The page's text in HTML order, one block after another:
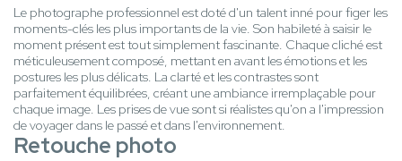
Le photographe professionnel est doté d'un talent inné pour figer les
moments-clés les plus importants de la vie. Son habileté à saisir le
moment présent est tout simplement fascinante. Chaque cliché est
méticuleusement composé, mettant en avant les émotions et les
postures les plus délicats. La clarté et les contrastes sont
parfaitement équilibrées, créant une ambiance irremplaçable pour
chaque image. Les prises de vue sont si réalistes qu'on a l'impression
de voyager dans le passé et dans l'environnement.
Retouche photo